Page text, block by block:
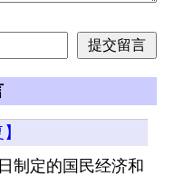
制定的国民经济和